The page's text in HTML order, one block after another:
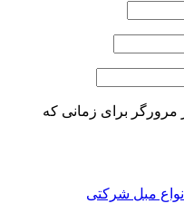
مرورگر برای زمانی که
مبل شرکتی